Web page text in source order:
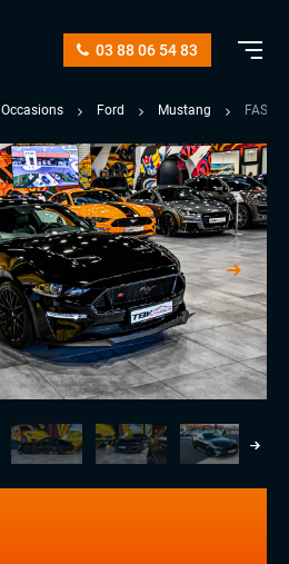
03 88 06 54 83
Occasions Ford Mustang